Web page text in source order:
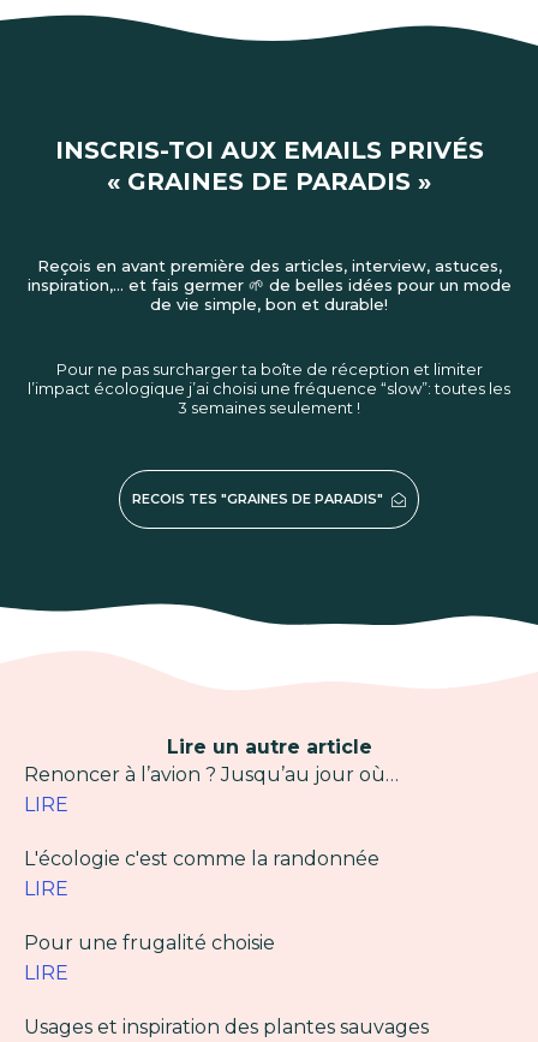
INSCRIS-TOI AUX EMAILS PRIVÉS
« GRAINES DE PARADIS »
Reçois en avant première des articles, interview, astuces,
inspiration,… et fais germer 🌱 de belles idées pour un mode
de vie simple, bon et durable!
Pour ne pas surcharger ta boîte de réception et limiter
l’impact écologique j’ai choisi une fréquence “slow”: toutes les
3 semaines seulement !
RECOIS TES "GRAINES DE PARADIS"
Lire un autre article
Renoncer à l’avion ? Jusqu’au jour où…
LIRE
L'écologie c'est comme la randonnée
LIRE
Pour une frugalité choisie
LIRE
Usages et inspiration des plantes sauvages